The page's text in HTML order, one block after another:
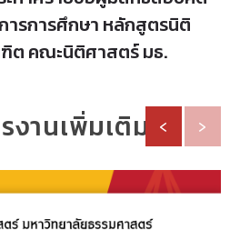
ารการศึกษา หลักสูตรนิติ
คณะนิติศาสตร์ มธ.
งานเพิ่มเติม ‹ ›